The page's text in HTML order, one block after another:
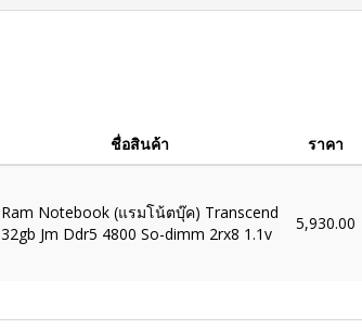
ชื่อสินค้า ราคา
Ram Notebook (แรมโน้ตบุ๊ค) Transcend
32gb Jm Ddr5 4800 So-dimm 2rx8 1.1v
5,930.00